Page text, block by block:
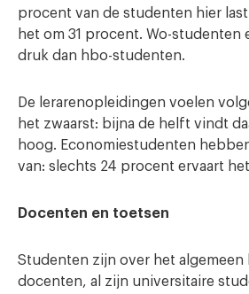
procent van de studenten hier
het om 31 procent. Wo-studenten
druk dan hbo-studenten.
De lerarenopleidingen voelen
het zwaarst: bijna de helft vindt
hoog. Economiestudenten
van: slechts 24 procent ervaart
Docenten en toetsen
Studenten zijn over het algemeen
docenten, al zijn universitaire